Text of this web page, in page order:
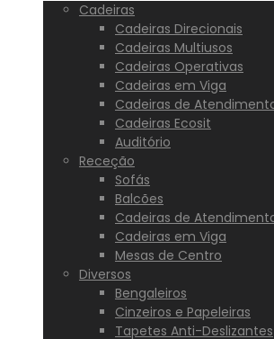
Cadeiras
Cadeiras Direcionais
Cadeiras Multiusos
Cadeiras Operativas
Cadeiras em Viga
Cadeiras de
Cadeiras Ecosit
Auditório
Receção
Sofás
Balcões
Cadeiras de
Cadeiras em Viga
Mesas de Centro
Diversos
Bengaleiros
Cinzeiros e Papeleiras
Tapetes Anti-Deslizantes